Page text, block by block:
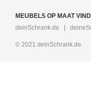
MEUBELS OP MAAT
deinSchrank.de |
© 2021 deinSchrank.de